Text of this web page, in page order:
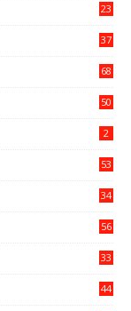
23
37
68
50
2
53
34
56
33
44